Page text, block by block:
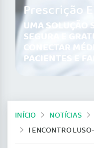
Prescrição
UMA SOLUÇÃO
SEGURA E
CONECTAR
PACIENTES E
INÍCIO NOTÍCIAS
I ENCONTRO LUSO-BRASILEIRO DE BIOÉTICA É REALIZADO EM PORTO